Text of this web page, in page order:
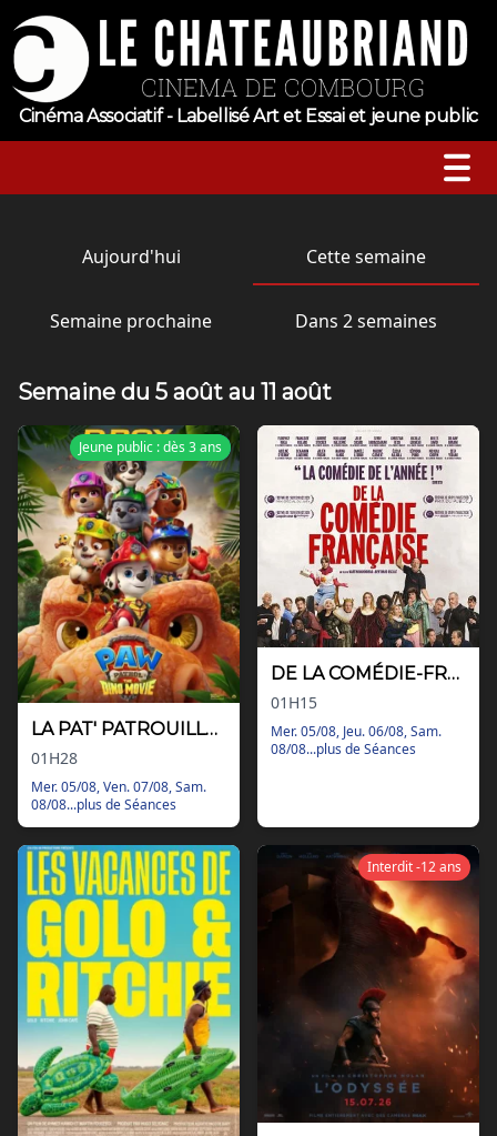
Cinéma Associatif - Labellisé Art et Essai et jeune public
Horaires
Tarifs
Nos tarifs
Via Ozzak.fr
Contact
Nous contacter
Facebook
Instagram
Aujourd'hui Cette semaine
Semaine prochaine Dans 2 semaines
Semaine du 5 août au 11 août
Sortie nationale
Jeune public : dès 3 ans
LA PAT' PATROUILLE : LE FILM MISSION DINO
01H28
Mer. 05/08, Ven. 07/08, Sam.
08/08...plus de Séances
DE LA COMÉDIE-FRANÇAISE
01H15
Mer. 05/08, Jeu. 06/08, Sam.
08/08...plus de Séances
Interdit -12 ans